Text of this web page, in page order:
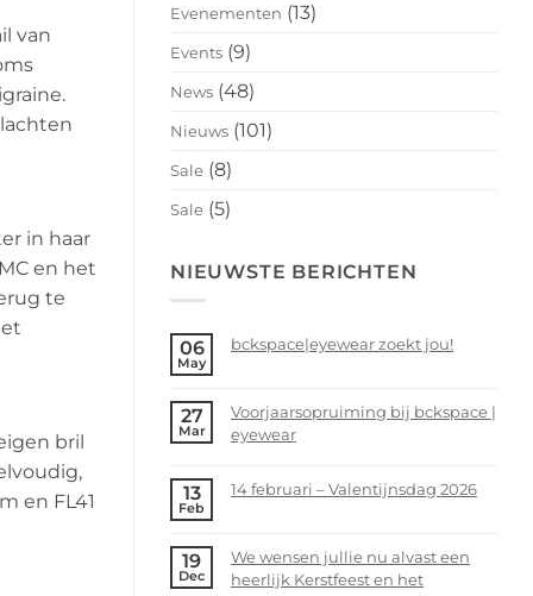
van
in haar
en het
te
bril
en FL41
Evenementen (13)
Events (9)
News (48)
Nieuws (101)
Sale (8)
Sale (5)
NIEUWSTE BERICHTEN
06
May
bckspace|eyewear zoekt jou!
on
bckspace|eyewear
jou!
27
Mar
Voorjaarsopruiming bij bckspace |
eyewear
Comments
bij
bckspace
13
Feb
14 februari – Valentijnsdag 2026
on
14
19
Dec
We wensen jullie nu alvast een
heerlijk Kerstfeest en het